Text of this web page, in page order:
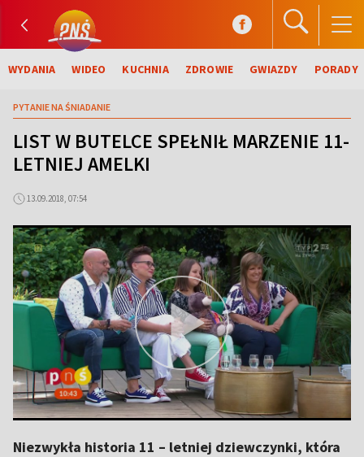
WYDANIA WIDEO KUCHNIA ZDROWIE GWIAZDY PORADY
PYTANIE NA ŚNIADANIE
LIST W BUTELCE SPEŁNIŁ MARZENIE 11-
LETNIEJ AMELKI
13.09.2018, 07:54
Niezwykła historia 11 – letniej dziewczynki, która